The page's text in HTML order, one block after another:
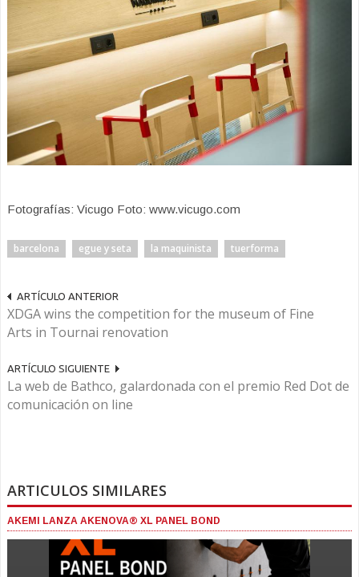
Fotografías: Vicugo Foto: www.vicugo.com
barcelona egue y seta la maquinista tuerforma
ARTÍCULO ANTERIOR
XDGA wins the competition for the museum of Fine
Arts in Tournai renovation
ARTÍCULO SIGUIENTE
La web de Bathco, galardonada con el premio Red Dot de
comunicación on line
ARTICULOS SIMILARES
AKEMI LANZA AKENOVA® XL PANEL BOND